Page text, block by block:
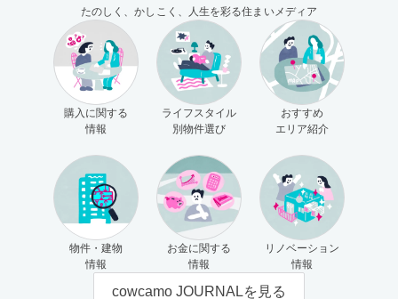
たのしく、かしこく、人生を彩る住まいメディア
購入に関する
情報
ライフスタイル
別物件選び
おすすめ
エリア紹介
物件・建物
情報
お金に関する
情報
リノベーション
情報
cowcamo JOURNALを見る